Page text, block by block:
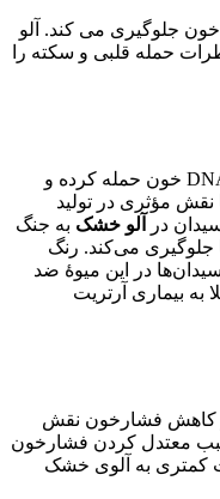
جلوگیری می کند. آلو
حمله قلبی و سکته را
رادیکال‌های آزاد به سلول‌های سالم در DNA خون حمله کرده و
مؤثری در تولید
در
آلو خشک به جنگ
جلوگیری می‌کند. رنگ
در این میوۀ ضد
بیماری آرتریت
کاهش فشارخون نقش
معتدل کردن فشارخون
کمتری به آلوی خشک